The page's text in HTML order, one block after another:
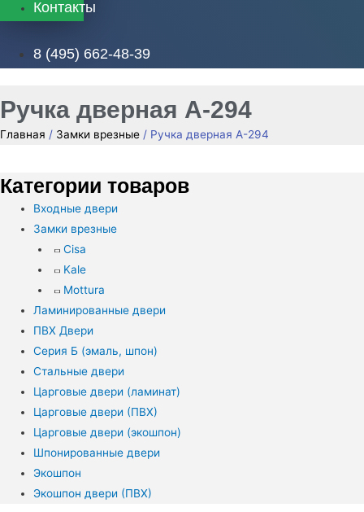
Контакты
8 (495) 662-48-39
Ручка дверная А-294
Главная / Замки врезные / Ручка дверная А-294
Категории товаров
Входные двери
Замки врезные
Cisa
Kale
Mottura
Ламинированные двери
ПВХ Двери
Серия Б (эмаль, шпон)
Стальные двери
Царговые двери (ламинат)
Царговые двери (ПВХ)
Царговые двери (экошпон)
Шпонированные двери
Экошпон
Экошпон двери (ПВХ)